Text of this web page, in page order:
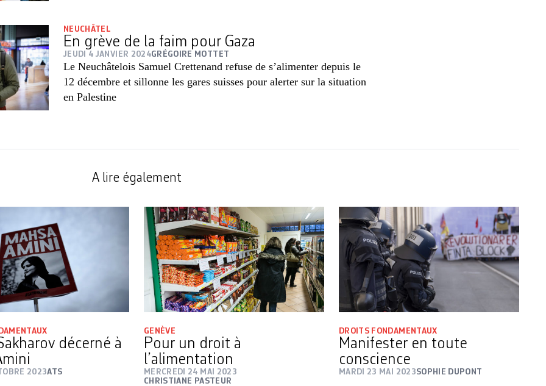
NEUCHÂTEL
En grève de la faim pour Gaza
JEUDI 4 JANVIER 2024GRÉGOIRE MOTTET
Le Neuchâtelois Samuel Crettenand refuse de s’alimenter depuis le
12 décembre et sillonne les gares suisses pour alerter sur la situation
en Palestine
A lire également
décerné à
2023ATS
GENÈVE
Pour un droit à
l’alimentation
MERCREDI 24 MAI 2023
CHRISTIANE PASTEUR
DROITS FONDAMENTAUX
Manifester en toute
conscience
MARDI 23 MAI 2023SOPHIE DUPONT